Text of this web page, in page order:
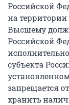
Российской
на территории
Высшему
Российской
субъекта
запрещается
хранить